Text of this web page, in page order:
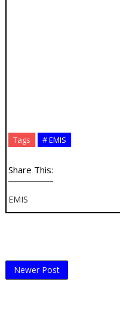
Tags # EMIS
Share This:
EMIS
Newer Post